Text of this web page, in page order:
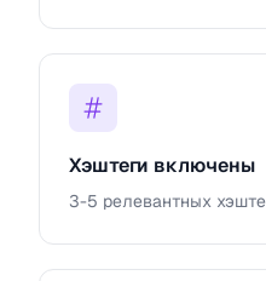
Хэштеги включены
3-5 релевантных